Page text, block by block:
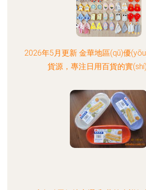
2026年5月更新 金華地區(qū)優
貨源，專注日用百貨的實